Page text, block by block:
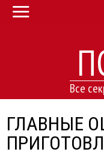
Все
ГЛАВНЫЕ